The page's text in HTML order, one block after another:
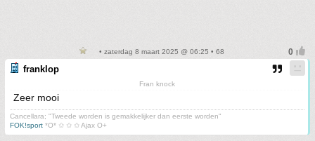
• zaterdag 8 maart 2025 @ 06:25 • 68
franklop
Fran knock
Zeer mooi
Cancellara; "Tweede worden is gemakkelijker dan eerste worden"
FOK!sport *O* ✩ ✩ ✩ Ajax O+